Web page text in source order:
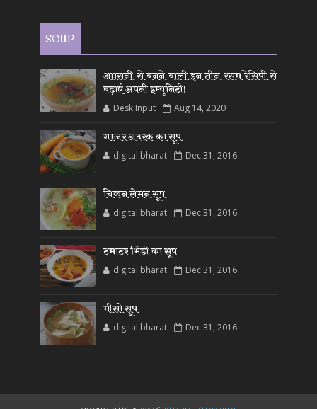
SOUP
आासनी से बनने वाली इन तीन रसम रेसिपी से
बढ़ाएं अपनी इम्युनिटी!
Desk Input Aug 14, 2020
गाजर अदरक का सूप
digital bharat Dec 31, 2016
चिकन लेमन सूप
digital bharat Dec 31, 2016
टमाटर भिंडी का सूप
digital bharat Dec 31, 2016
मीसो सूप
digital bharat Dec 31, 2016